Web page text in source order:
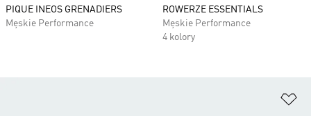
PIQUE INEOS GRENADIERS
Męskie Performance
ROWERZE ESSENTIALS
Męskie Performance
4 kolory